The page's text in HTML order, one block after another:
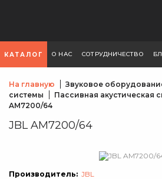
КАТАЛОГ О НАС СОТРУДНИЧЕСТВО
На главную Звуковое
системы
Пассивная акустическая
AM7200/64
JBL AM7200/64
Производитель: JBL